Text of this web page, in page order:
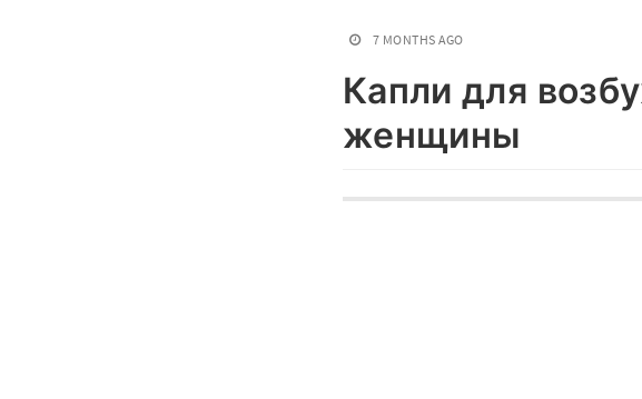
7 MONTHS AGO
Капли для
женщины